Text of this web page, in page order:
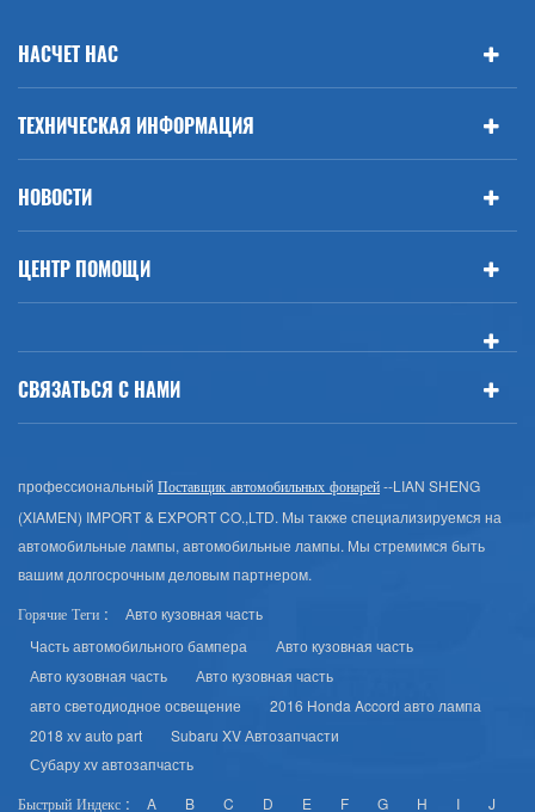
НАСЧЕТ НАС
ТЕХНИЧЕСКАЯ ИНФОРМАЦИЯ
НОВОСТИ
ЦЕНТР ПОМОЩИ
СВЯЗАТЬСЯ С НАМИ
профессиональный Поставщик автомобильных фонарей--LIAN SHENG
(XIAMEN) IMPORT & EXPORT CO.,LTD. Мы также специализируемся на
автомобильные лампы, автомобильные лампы. Мы стремимся быть
вашим долгосрочным деловым партнером.
Горячие Теги :
Авто кузовная часть
Часть автомобильного бампера
Авто кузовная часть
Авто кузовная часть
Авто кузовная часть
авто светодиодное освещение
2016 Honda Accord авто лампа
2018 xv auto part
Subaru XV Автозапчасти
Субару xv автозапчасть
Быстрый Индекс : A B C D E F G H I J